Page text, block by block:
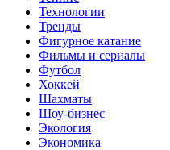
Технологии
Тренды
Фигурное катание
Фильмы и сериалы
Футбол
Хоккей
Шахматы
Шоу-бизнес
Экология
Экономика